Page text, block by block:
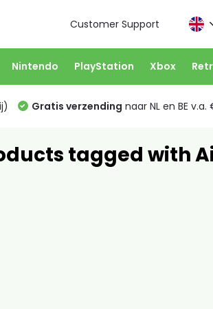
Customer Support
Nintendo PlayStation Xbox
Gratis verzending naar NL en BE
tagged with